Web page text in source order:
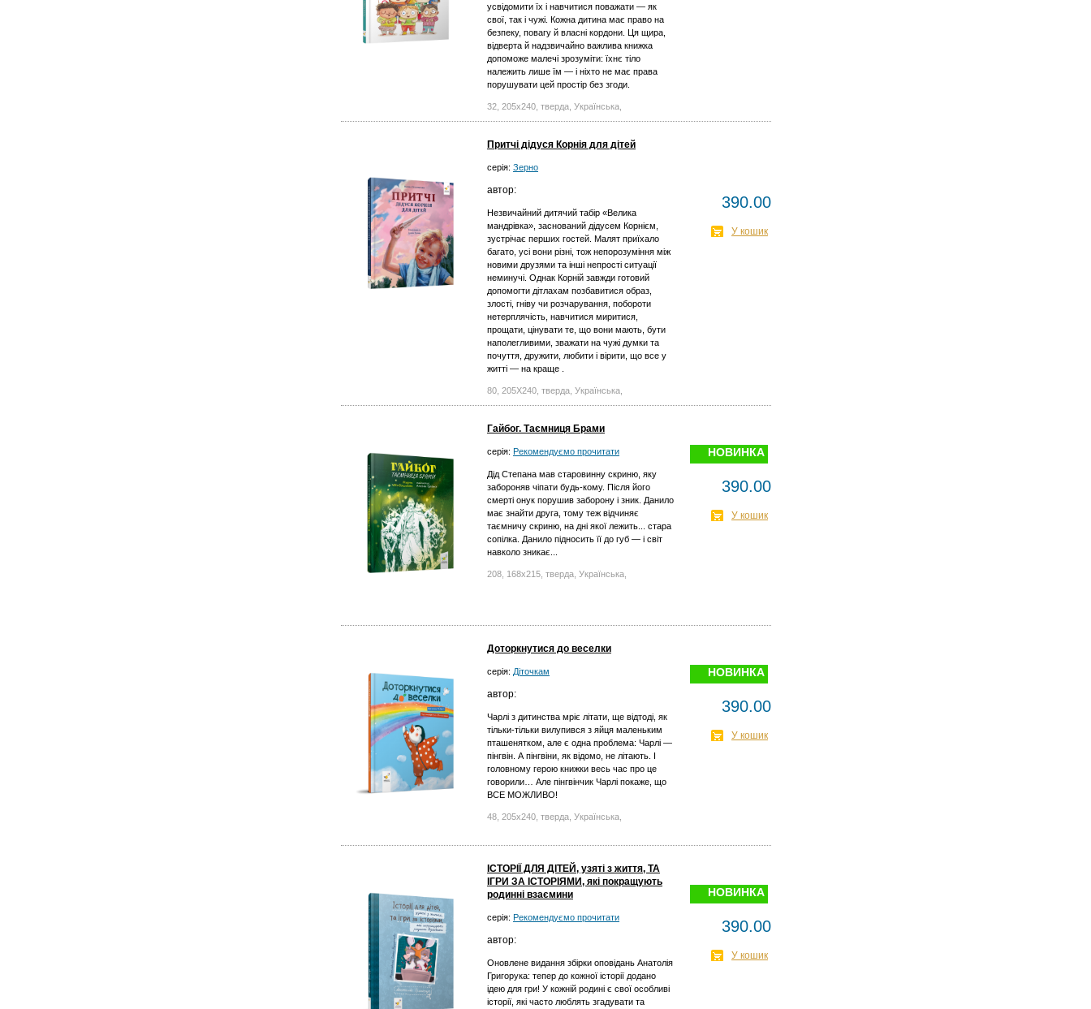
усвідомити їх і навчитися поважати — як
свої, так і чужі. Кожна дитина має право на
безпеку, повагу й власні кордони. Ця щира,
відверта й надзвичайно важлива книжка
допоможе малечі зрозуміти: їхнє тіло
належить лише їм — і ніхто не має права
порушувати цей простір без згоди.
32, 205х240, тверда, Українська,
390.00
У кошик
Притчі дідуся Корнія для дітей
серія: Зерно
автор:
Незвичайний дитячий табір «Велика
мандрівка», заснований дідусем Корнієм,
зустрічає перших гостей. Малят приїхало
багато, усі вони різні, тож непорозуміння між
новими друзями та інші непрості ситуації
неминучі. Однак Корній завжди готовий
допомогти дітлахам позбавитися образ,
злості, гніву чи розчарування, побороти
нетерплячість, навчитися миритися,
прощати, цінувати те, що вони мають, бути
наполегливими, зважати на чужі думки та
почуття, дружити, любити і вірити, що все у
житті — на краще .
80, 205X240, тверда, Українська,
НОВИНКА
390.00
У кошик
Гайбог. Таємниця Брами
серія: Рекомендуємо прочитати
Дід Степана мав старовинну скриню, яку
забороняв чіпати будь-кому. Після його
смерті онук порушив заборону і зник. Данило
має знайти друга, тому теж відчиняє
таємничу скриню, на дні якої лежить... стара
сопілка. Данило підносить її до губ — і світ
навколо зникає...
208, 168х215, тверда, Українська,
НОВИНКА
390.00
У кошик
Доторкнутися до веселки
серія: Діточкам
автор:
Чарлі з дитинства мріє літати, ще відтоді, як
тільки-тільки вилупився з яйця маленьким
пташенятком, але є одна проблема: Чарлі —
пінгвін. А пінгвіни, як відомо, не літають. І
головному герою книжки весь час про це
говорили… Але пінгвінчик Чарлі покаже, що
ВСЕ МОЖЛИВО!
48, 205х240, тверда, Українська,
НОВИНКА
390.00
У кошик
ІСТОРІЇ ДЛЯ ДІТЕЙ, узяті з життя, ТА
ІГРИ ЗА ІСТОРІЯМИ, які покращують
родинні взаємини
серія: Рекомендуємо прочитати
автор:
Оновлене видання збірки оповідань Анатолія
Григорука: тепер до кожної історії додано
ідею для гри! У кожній родині є свої особливі
історії, які часто люблять згадувати та